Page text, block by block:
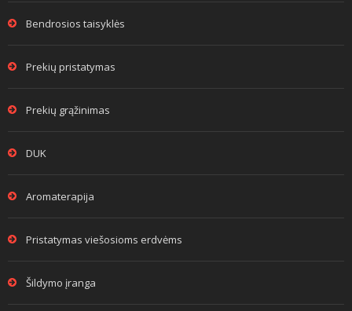
Bendrosios taisyklės
Prekių pristatymas
Prekių grąžinimas
DUK
Aromaterapija
Pristatymas viešosioms erdvėms
Šildymo įranga